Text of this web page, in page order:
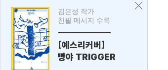
김은성 작가
친필 메시지 수록
---------------
[예스리커버]
빵야 TRIGGER